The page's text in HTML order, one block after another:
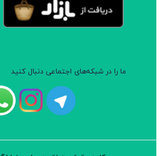
ما را در شبکه‌های اجتماعی دنبال کنید